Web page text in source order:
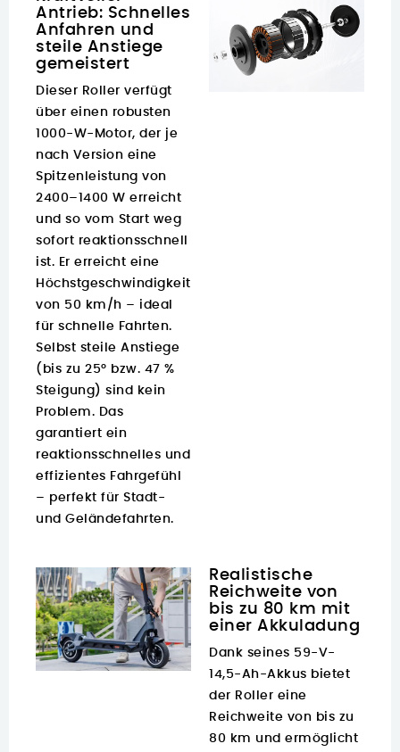
Antrieb: Schnelles
Anfahren und
steile Anstiege
gemeistert
Dieser Roller verfügt
über einen robusten
1000-W-Motor, der je
nach Version eine
Spitzenleistung von
2400–1400 W erreicht
und so vom Start weg
sofort reaktionsschnell
ist. Er erreicht eine
Höchstgeschwindigkeit
von 50 km/h – ideal
für schnelle Fahrten.
Selbst steile Anstiege
(bis zu 25° bzw. 47 %
Steigung) sind kein
Problem. Das
garantiert ein
reaktionsschnelles und
effizientes Fahrgefühl
– perfekt für Stadt-
und Geländefahrten.
Realistische
Reichweite von
bis zu 80 km mit
einer Akkuladung
Dank seines 59-V-
14,5-Ah-Akkus bietet
der Roller eine
Reichweite von bis zu
80 km und ermöglicht